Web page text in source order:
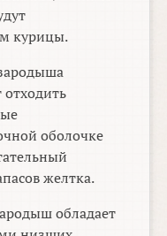
курицы.
отходить
оболочке
желтка.
обладает